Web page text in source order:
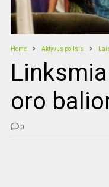
Home Aktyvus poilsis
oro
0